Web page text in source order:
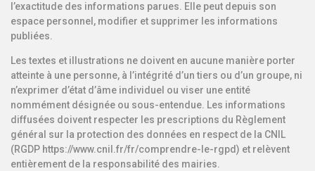
l’exactitude des informations parues. Elle peut depuis son
espace personnel, modifier et supprimer les informations
publiées.
Les textes et illustrations ne doivent en aucune manière porter
atteinte à une personne, à l’intégrité d’un tiers ou d’un groupe, ni
n’exprimer d’état d’âme individuel ou viser une entité
nommément désignée ou sous-entendue. Les informations
diffusées doivent respecter les prescriptions du Règlement
général sur la protection des données en respect de la CNIL
(RGDP https://www.cnil.fr/fr/comprendre-le-rgpd) et relèvent
entièrement de la responsabilité des mairies.